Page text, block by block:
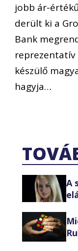
jobb ár-
derült ki a
Bank
reprezentatív
készülő
hagyja…
A